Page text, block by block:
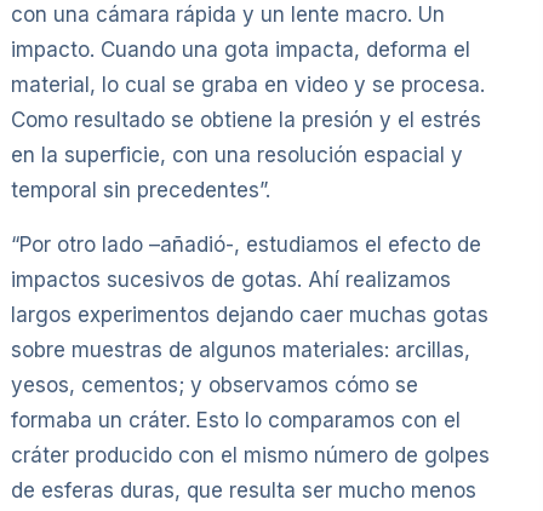
con una cámara rápida y un lente macro. Un
impacto. Cuando una gota impacta, deforma el
material, lo cual se graba en video y se procesa.
Como resultado se obtiene la presión y el estrés
en la superficie, con una resolución espacial y
temporal sin precedentes”.
“Por otro lado –añadió-, estudiamos el efecto de
impactos sucesivos de gotas. Ahí realizamos
largos experimentos dejando caer muchas gotas
sobre muestras de algunos materiales: arcillas,
yesos, cementos; y observamos cómo se
formaba un cráter. Esto lo comparamos con el
cráter producido con el mismo número de golpes
de esferas duras, que resulta ser mucho menos